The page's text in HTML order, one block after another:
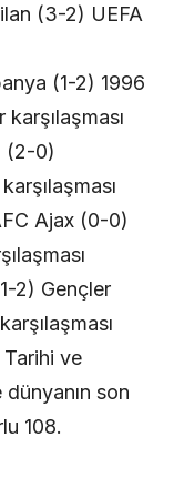
(3-2) UEFA
(1-2) 1996
(2-0)
Ajax (0-0)
2) Gençler
Tarihi ve
son
108.